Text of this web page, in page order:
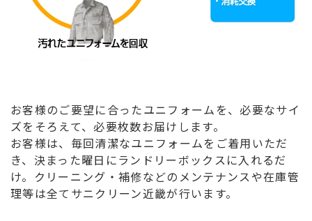
お客様のご要望に合ったユニフォームを、必要なサイ
ズをそろえて、必要枚数お届けします。
お客様は、毎回清潔なユニフォームをご着用いただ
き、決まった曜日にランドリーボックスに入れるだ
け。クリーニング・補修などのメンテナンスや在庫管
理等は全てサニクリーン近畿が行います。